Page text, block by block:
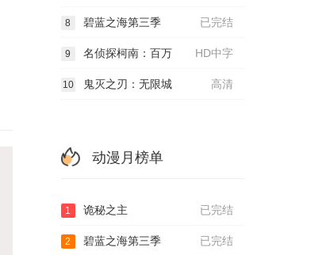
已完结
8 碧蓝之海第三季
HD中字
9 名侦探柯南：百万
高清
10 鬼灭之刃：无限城
动漫月榜单
已完结
1 诡秘之主
已完结
2 碧蓝之海第三季